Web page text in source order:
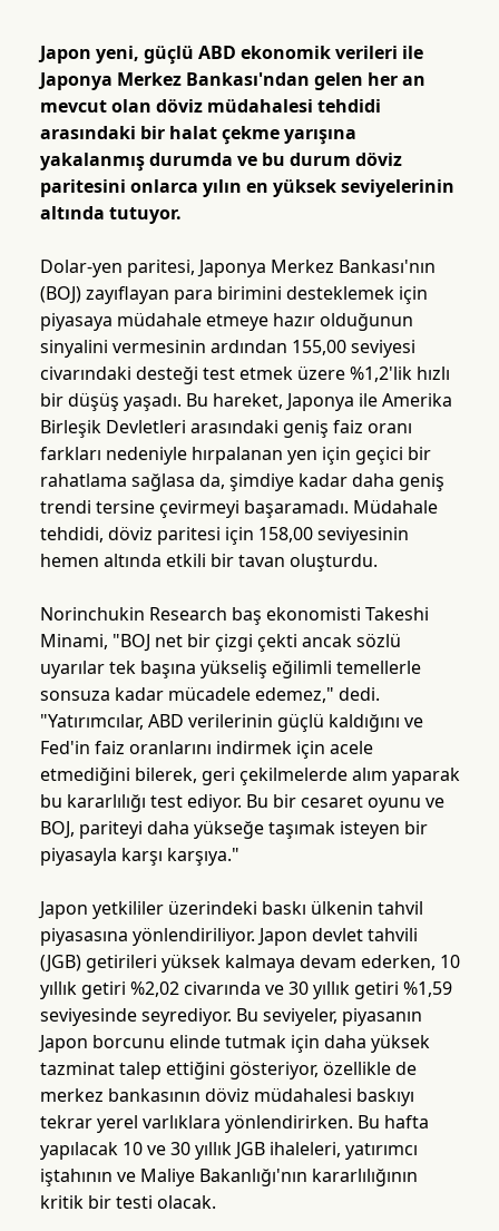
Japon yeni, güçlü ABD ekonomik verileri ile
Japonya Merkez Bankası'ndan gelen her an
mevcut olan döviz müdahalesi tehdidi
arasındaki bir halat çekme yarışına
yakalanmış durumda ve bu durum döviz
paritesini onlarca yılın en yüksek seviyelerinin
altında tutuyor.
Dolar-yen paritesi, Japonya Merkez Bankası'nın
(BOJ) zayıflayan para birimini desteklemek için
piyasaya müdahale etmeye hazır olduğunun
sinyalini vermesinin ardından 155,00 seviyesi
civarındaki desteği test etmek üzere %1,2'lik hızlı
bir düşüş yaşadı. Bu hareket, Japonya ile Amerika
Birleşik Devletleri arasındaki geniş faiz oranı
farkları nedeniyle hırpalanan yen için geçici bir
rahatlama sağlasa da, şimdiye kadar daha geniş
trendi tersine çevirmeyi başaramadı. Müdahale
tehdidi, döviz paritesi için 158,00 seviyesinin
hemen altında etkili bir tavan oluşturdu.
Norinchukin Research baş ekonomisti Takeshi
Minami, "BOJ net bir çizgi çekti ancak sözlü
uyarılar tek başına yükseliş eğilimli temellerle
sonsuza kadar mücadele edemez," dedi.
"Yatırımcılar, ABD verilerinin güçlü kaldığını ve
Fed'in faiz oranlarını indirmek için acele
etmediğini bilerek, geri çekilmelerde alım yaparak
bu kararlılığı test ediyor. Bu bir cesaret oyunu ve
BOJ, pariteyi daha yükseğe taşımak isteyen bir
piyasayla karşı karşıya."
Japon yetkililer üzerindeki baskı ülkenin tahvil
piyasasına yönlendiriliyor. Japon devlet tahvili
(JGB) getirileri yüksek kalmaya devam ederken, 10
yıllık getiri %2,02 civarında ve 30 yıllık getiri %1,59
seviyesinde seyrediyor. Bu seviyeler, piyasanın
Japon borcunu elinde tutmak için daha yüksek
tazminat talep ettiğini gösteriyor, özellikle de
merkez bankasının döviz müdahalesi baskıyı
tekrar yerel varlıklara yönlendirirken. Bu hafta
yapılacak 10 ve 30 yıllık JGB ihaleleri, yatırımcı
iştahının ve Maliye Bakanlığı'nın kararlılığının
kritik bir testi olacak.